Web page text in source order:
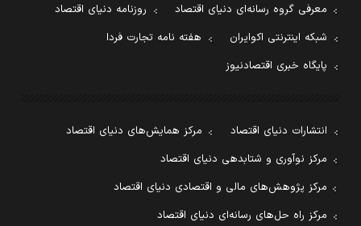
معرفی گروه رسانه‌ای دنیای اقتصاد
روزنامه دنیای اقتصاد
شبکه اینترنتی اکوایران
هفته نامه تجارت فردا
پایگاه خبری اقتصادنیوز
انتشارات دنیای اقتصاد
مرکز همایش‌های دنیای اقتصاد
مرکز نوآوری و شتابدهی دنیای اقتصاد
مرکز پژوهش‌های مالی و اقتصادی دنیای اقتصاد
مرکز راه حل‌های رسانه‌ای دنیای اقتصاد